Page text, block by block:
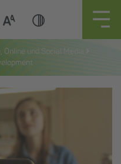
und Social Media